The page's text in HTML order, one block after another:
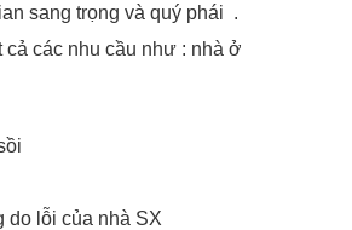
sang trọng và quý phái .
các nhu cầu như : nhà ở
do lỗi của nhà SX